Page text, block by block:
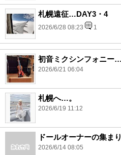
札幌遠征…DAY3・4
2026/6/28 08:23 1
初音ミクシンフォニー
2026/6/21 06:04
札幌へ…。
2026/6/19 11:12
ドールオーナーの集ま
2026/6/14 08:05